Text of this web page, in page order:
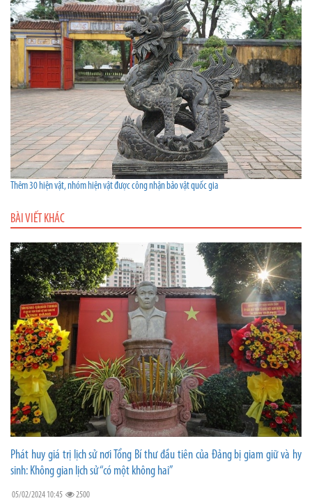
Thêm 30 hiện vật, nhóm hiện vật được công nhận bảo vật quốc gia
BÀI VIẾT KHÁC
Phát huy giá trị lịch sử nơi Tổng Bí thư đầu tiên của Đảng bị giam giữ và hy
sinh: Không gian lịch sử “có một không hai”
05/02/2024 10:45 2500